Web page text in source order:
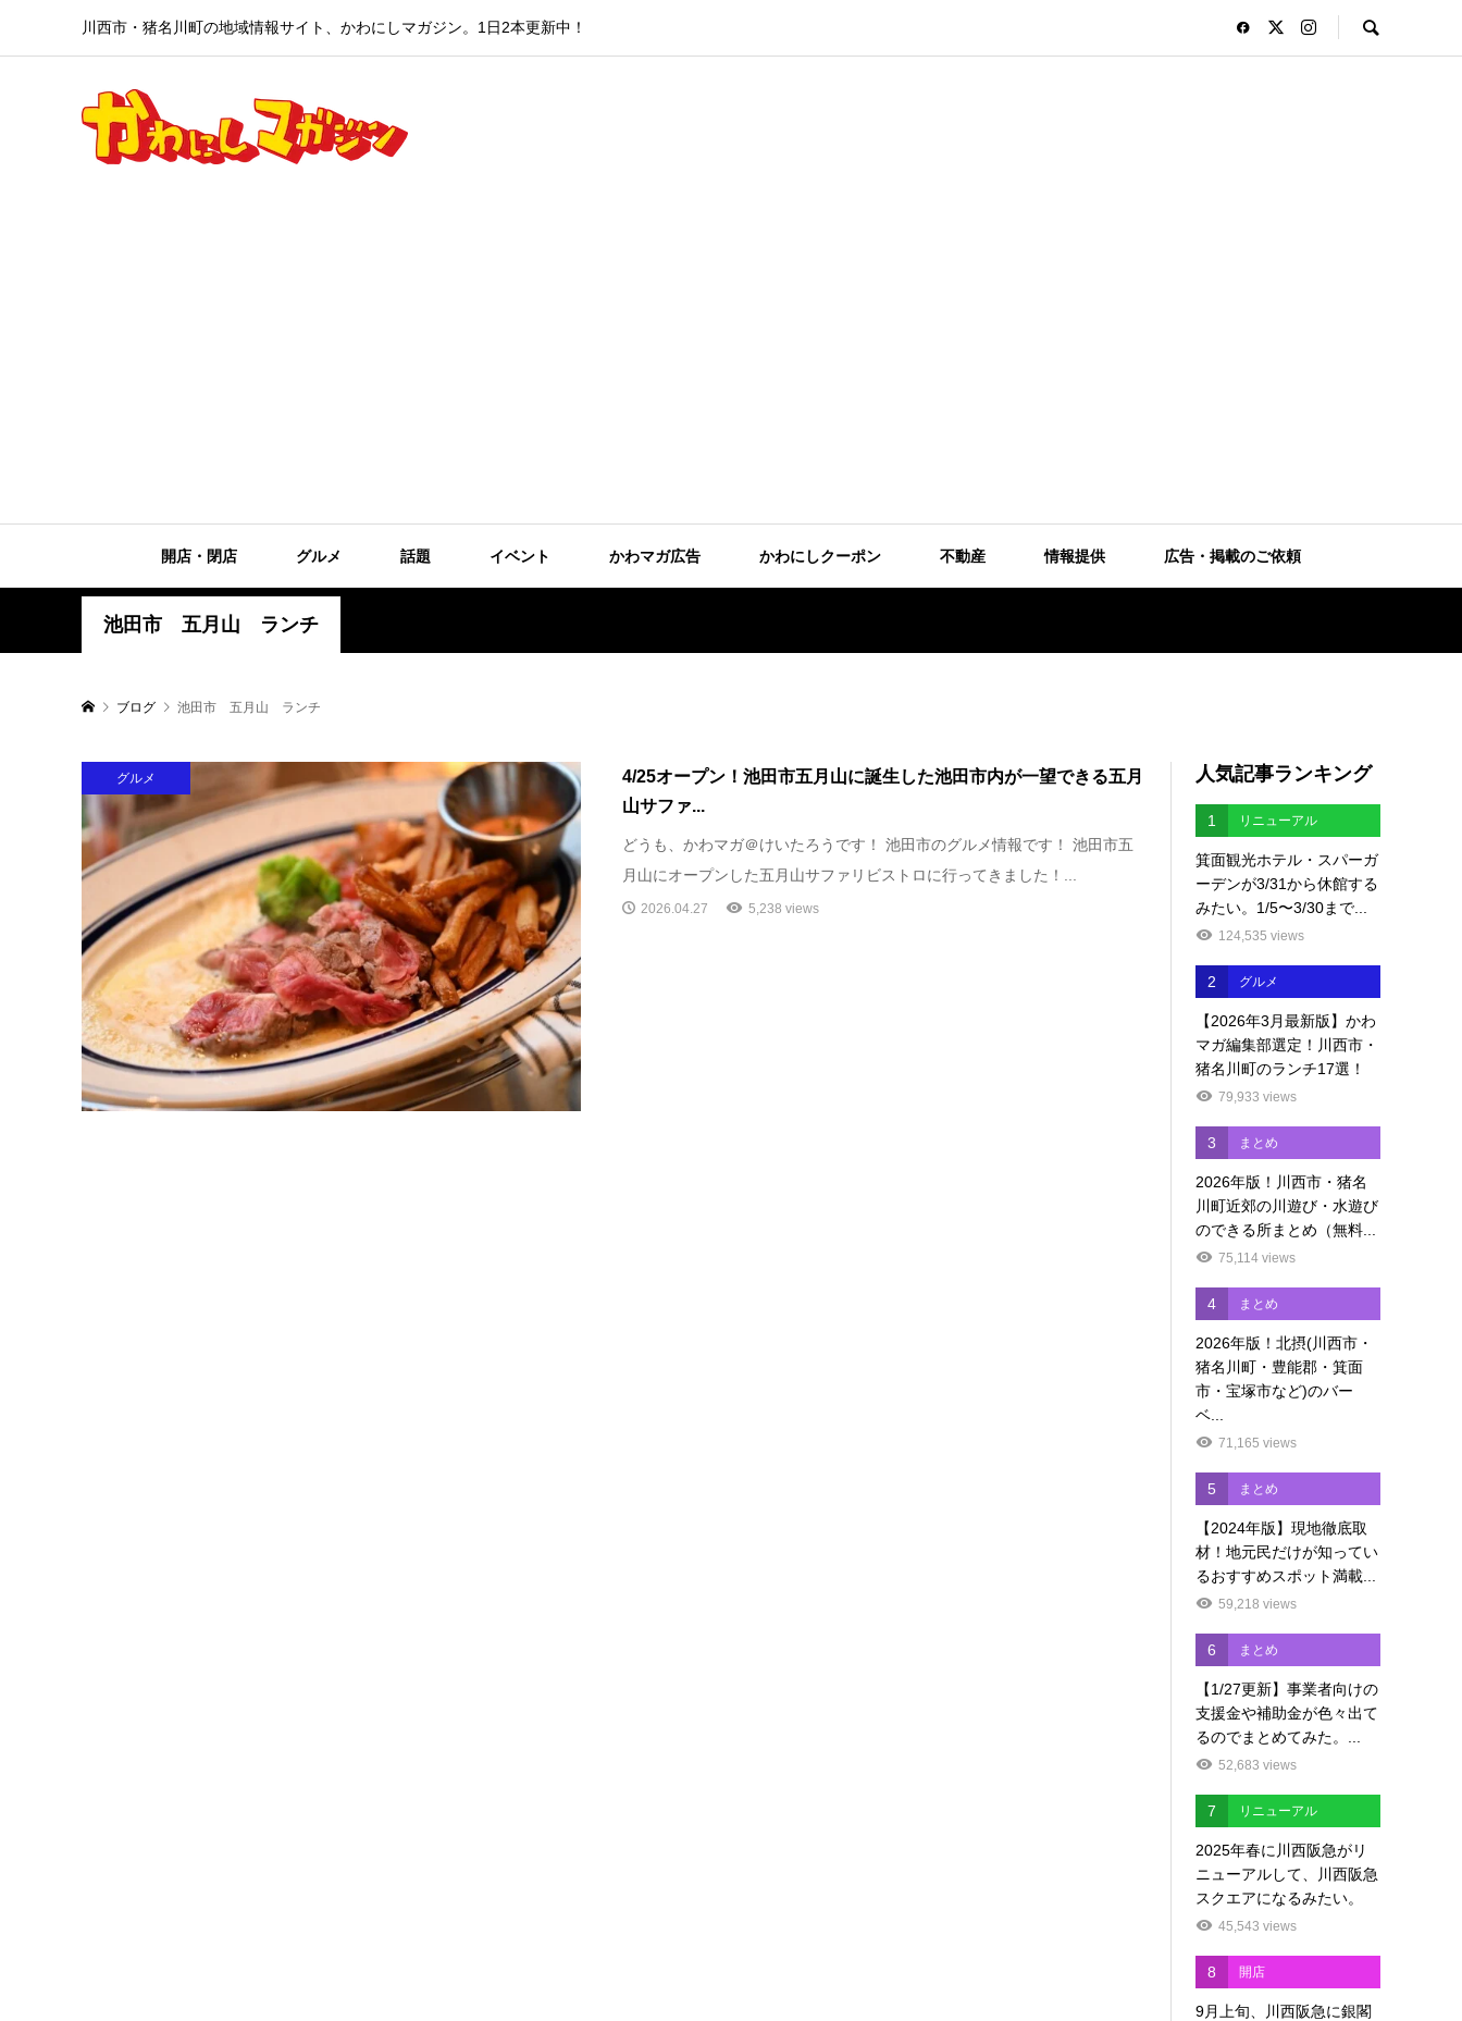
川西市・猪名川町の地域情報サイト、かわにしマガジン。1日2本更新中！
開店・閉店 グルメ 話題 イベント かわマガ広告 かわにしクーポン 不動産 情報提供 広告・掲載のご依頼
池田市 五月山 ランチ
ブログ 池田市 五月山 ランチ
グルメ
4/25オープン！池田市五月山に誕生した池田市内が一望できる五月
山サファ...
どうも、かわマガ＠けいたろうです！ 池田市のグルメ情報です！ 池田市五
月山にオープンした五月山サファリビストロに行ってきました！...
2026.04.27 5,238 views
人気記事ランキング
1 リニューアル
箕面観光ホテル・スパーガ
ーデンが3/31から休館する
みたい。1/5〜3/30まで...
124,535 views
2 グルメ
【2026年3月最新版】かわ
マガ編集部選定！川西市・
猪名川町のランチ17選！
79,933 views
3 まとめ
2026年版！川西市・猪名
川町近郊の川遊び・水遊び
のできる所まとめ（無料...
75,114 views
4 まとめ
2026年版！北摂(川西市・
猪名川町・豊能郡・箕面
市・宝塚市など)のバー
ベ...
71,165 views
5 まとめ
【2024年版】現地徹底取
材！地元民だけが知ってい
るおすすめスポット満載...
59,218 views
6 まとめ
【1/27更新】事業者向けの
支援金や補助金が色々出て
るのでまとめてみた。...
52,683 views
7 リニューアル
2025年春に川西阪急がリ
ニューアルして、川西阪急
スクエアになるみたい。
45,543 views
8 開店
9月上旬、川西阪急に銀閣